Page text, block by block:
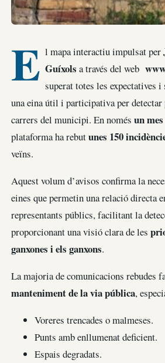
E l mapa interactiu impulsat per
Guíxols a través del web
superat totes les expectatives i
una eina útil i participativa per detectar
carrers del municipi. En només un
plataforma ha rebutunes 150
veïns.
Aquest volum d’avisos confirma la
eines que permetin una relació directa
representants públics, facilitant la
proporcionant una visió clara de les
ganxones i els ganxons.
La majoria de comunicacions rebudes
manteniment de la via pública,
Voreres trencades o malmeses.
Punts amb enllumenat deficient.
Espais degradats.